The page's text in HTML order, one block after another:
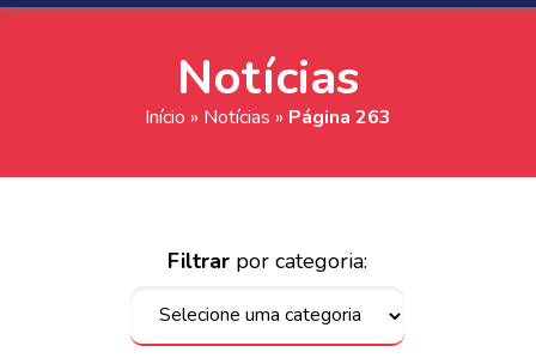
Notícias
Início » Notícias » Página 263
Filtrar por categoria: